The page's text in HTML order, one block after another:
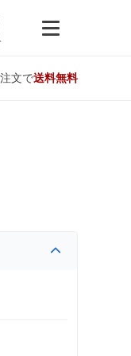
文で送料無料